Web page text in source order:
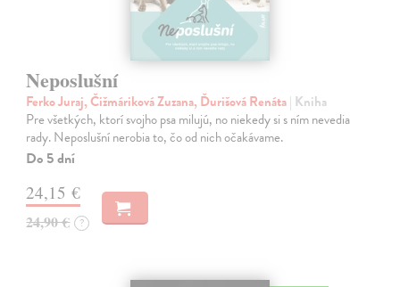
Neposlušní
Ferko Juraj, Čižmáriková Zuzana, Ďurišová Renáta| Kniha
Pre všetkých, ktorí svojho psa milujú, no niekedy si s ním nevedia
rady. Neposlušní nerobia to, čo od nich očakávame.
Do 5 dní
24,15 €
24,90 € ?